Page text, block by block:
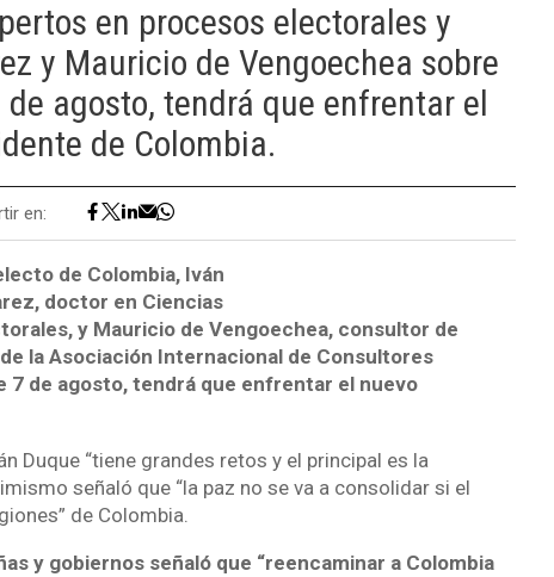
en procesos electorales y
y Mauricio de Vengoechea sobre
agosto, tendrá que enfrentar el
de Colombia.
en:
de Colombia, Iván
doctor en Ciencias
y Mauricio de Vengoechea, consultor de
la Asociación Internacional de Consultores
de agosto, tendrá que enfrentar el nuevo
Duque “tiene grandes retos y el principal es la
señaló que “la paz no se va a consolidar si el
de Colombia.
y gobiernos señaló que “reencaminar a Colombia